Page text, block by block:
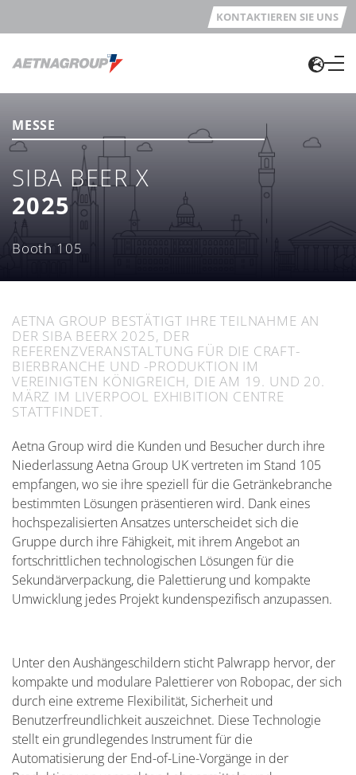
KONTAKTIEREN SIE UNS
MESSE
SIBA BEER X
2025
Booth 105
AETNA GROUP BESTÄTIGT IHRE TEILNAHME AN
DER SIBA BEERX 2025, DER
REFERENZVERANSTALTUNG FÜR DIE CRAFT-
BIERBRANCHE UND -PRODUKTION IM
VEREINIGTEN KÖNIGREICH, DIE AM 19. UND 20.
MÄRZ IM LIVERPOOL EXHIBITION CENTRE
STATTFINDET.
Aetna Group wird die Kunden und Besucher durch ihre
Niederlassung Aetna Group UK vertreten im Stand 105
empfangen, wo sie ihre speziell für die Getränkebranche
bestimmten Lösungen präsentieren wird. Dank eines
hochspezalisierten Ansatzes unterscheidet sich die
Gruppe durch ihre Fähigkeit, mit ihrem Angebot an
fortschrittlichen technologischen Lösungen für die
Sekundärverpackung, die Palettierung und kompakte
Umwicklung jedes Projekt kundenspezifisch anzupassen.
Unter den Aushängeschildern sticht Palwrapp hervor, der
kompakte und modulare Palettierer von Robopac, der sich
durch eine extreme Flexibilität, Sicherheit und
Benutzerfreundlichkeit auszeichnet. Diese Technologie
stellt ein grundlegendes Instrument für die
Automatisierung der End-of-Line-Vorgänge in der